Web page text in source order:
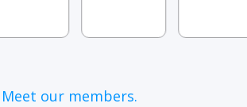
Meet our members.